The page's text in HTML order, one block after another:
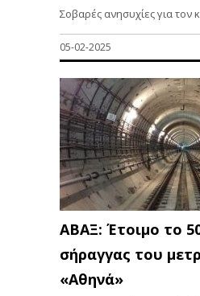
Σοβαρές ανησυχίες για τον
05-02-2025
ΑΒΑΞ: Έτοιμο το
σήραγγας του
«Αθηνά»